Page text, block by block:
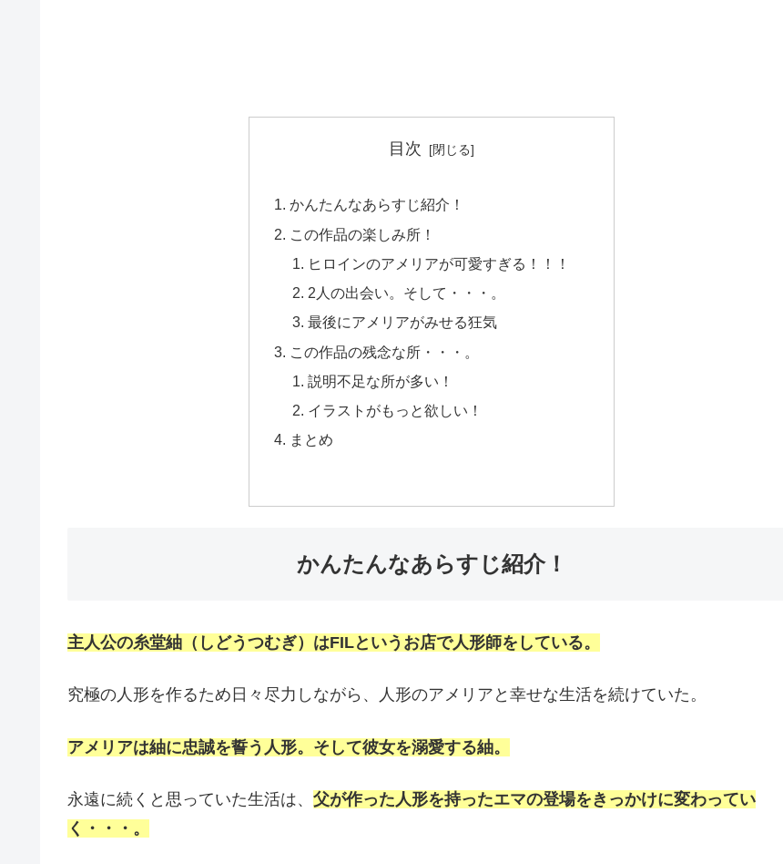
目次
かんたんなあらすじ紹介！
この作品の楽しみ所！
ヒロインのアメリアが可愛すぎる！！！
2人の出会い。そして・・・。
最後にアメリアがみせる狂気
この作品の残念な所・・・。
説明不足な所が多い！
イラストがもっと欲しい！
まとめ
かんたんなあらすじ紹介！
主人公の糸堂紬（しどうつむぎ）はFILというお店で人形師をしている。
究極の人形を作るため日々尽力しながら、人形のアメリアと幸せな生活を続けていた。
アメリアは紬に忠誠を誓う人形。そして彼女を溺愛する紬。
永遠に続くと思っていた生活は、 父が作った人形を持ったエマの登場をきっかけに変わってい
く・・・。